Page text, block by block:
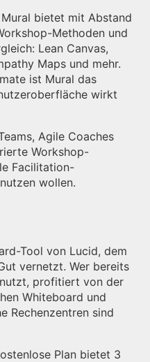
Mural bietet mit Abstand
Methoden und
Lean Canvas,
Maps und mehr.
ist Mural das
wirkt
Agile Coaches
Workshop-
Facilitation-
wollen.
Tool von Lucid, dem
vernetzt. Wer bereits
profitiert von der
Whiteboard und
Rechenzentren sind
Plan bietet 3